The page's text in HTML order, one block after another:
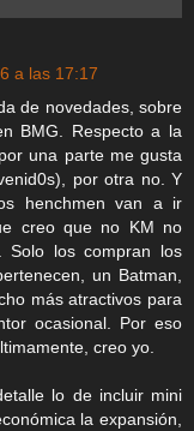
a las 17:17
de novedades, sobre
BMG. Respecto a la
una parte me gusta
por otra no. Y
henchmen van a ir
creo que no KM no
Solo los compran los
un Batman,
más atractivos para
ocasional. Por eso
creo yo.
lo de incluir mini
la expansión,